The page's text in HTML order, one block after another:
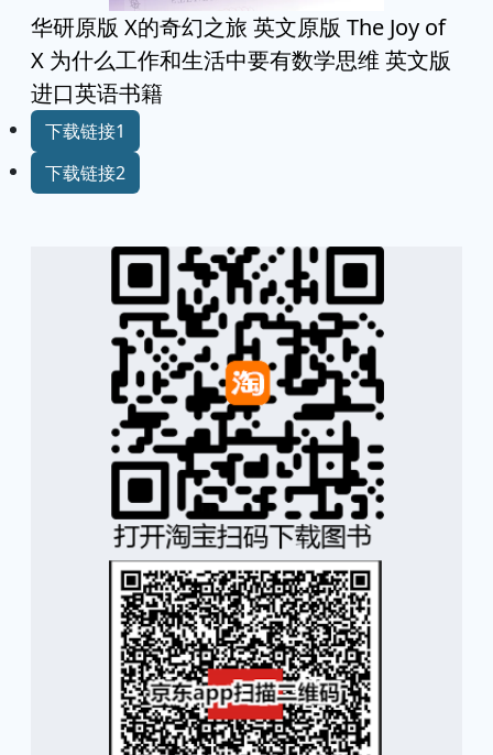
华研原版 X的奇幻之旅 英文原版 The Joy of
X 为什么工作和生活中要有数学思维 英文版
进口英语书籍
下载链接1
下载链接2